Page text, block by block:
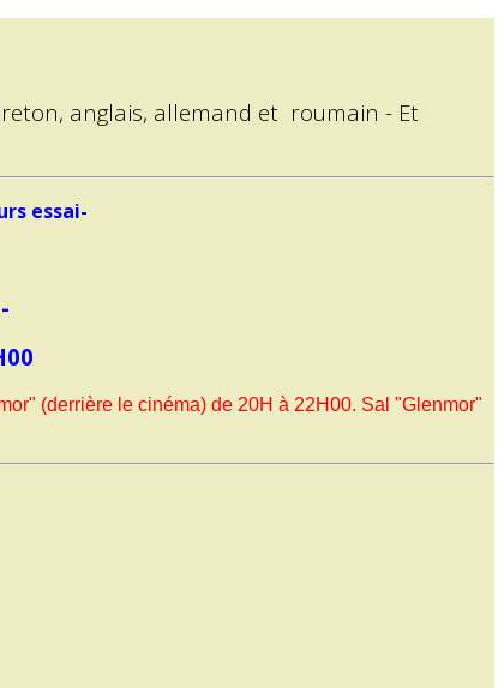
anglais, allemand et roumain - Et
essai-
(derrière le cinéma) de 20H à 22H00. Sal "Glenmor"